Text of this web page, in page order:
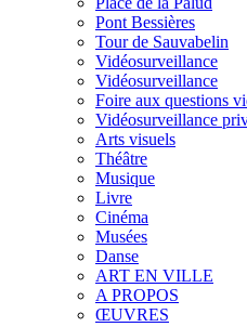
Pont Bessières
Tour de Sauvabelin
Vidéosurveillance
Vidéosurveillance
Foire aux questions
Vidéosurveillance
Arts visuels
Théâtre
Musique
Livre
Cinéma
Musées
Danse
ART EN VILLE
A PROPOS
ŒUVRES